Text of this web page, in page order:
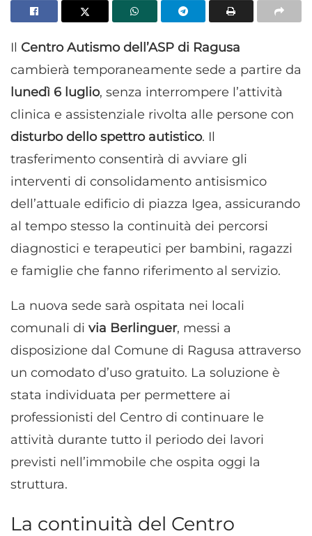
Il Centro Autismo dell’ASP di Ragusa
cambierà temporaneamente sede a partire da
lunedì 6 luglio, senza interrompere l’attività
clinica e assistenziale rivolta alle persone con
disturbo dello spettro autistico. Il
trasferimento consentirà di avviare gli
interventi di consolidamento antisismico
dell’attuale edificio di piazza Igea, assicurando
al tempo stesso la continuità dei percorsi
diagnostici e terapeutici per bambini, ragazzi
e famiglie che fanno riferimento al servizio.
La nuova sede sarà ospitata nei locali
comunali di via Berlinguer, messi a
disposizione dal Comune di Ragusa attraverso
un comodato d’uso gratuito. La soluzione è
stata individuata per permettere ai
professionisti del Centro di continuare le
attività durante tutto il periodo dei lavori
previsti nell’immobile che ospita oggi la
struttura.
La continuità del Centro